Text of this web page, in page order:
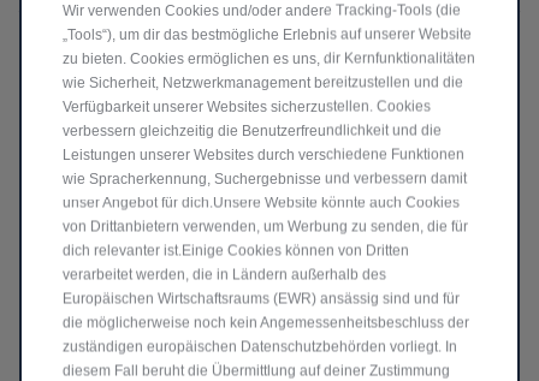
NEUER COMPASS ELEKTRO
Auswählen
Wir verwenden Cookies und/oder andere Tracking‑Tools (die
„Tools“), um dir das bestmögliche Erlebnis auf unserer Website
zu bieten. Cookies ermöglichen es uns, dir Kernfunktionalitäten
wie Sicherheit, Netzwerkmanagement bereitzustellen und die
Verfügbarkeit unserer Websites sicherzustellen. Cookies
verbessern gleichzeitig die Benutzerfreundlichkeit und die
Leistungen unserer Websites durch verschiedene Funktionen
wie Spracherkennung, Suchergebnisse und verbessern damit
unser Angebot für dich.Unsere Website könnte auch Cookies
von Drittanbietern verwenden, um Werbung zu senden, die für
dich relevanter ist.Einige Cookies können von Dritten
verarbeitet werden, die in Ländern außerhalb des
Europäischen Wirtschaftsraums (EWR) ansässig sind und für
die möglicherweise noch kein Angemessenheitsbeschluss der
zuständigen europäischen Datenschutzbehörden vorliegt. In
diesem Fall beruht die Übermittlung auf deiner Zustimmung